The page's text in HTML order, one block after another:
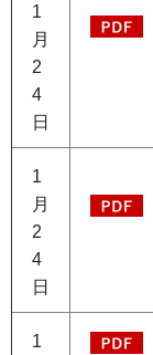
1
月
2
4
日
1
月
2
4
日
1